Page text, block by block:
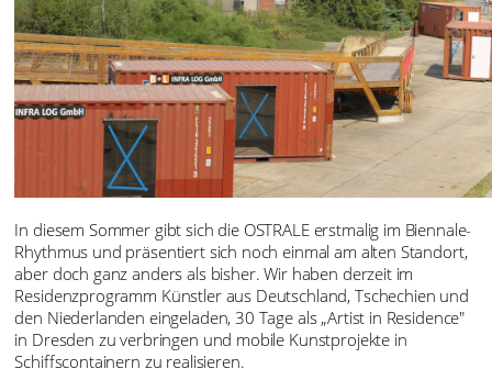
In diesem Sommer gibt sich die OSTRALE erstmalig im Biennale-
Rhythmus und präsentiert sich noch einmal am alten Standort,
aber doch ganz anders als bisher. Wir haben derzeit im
Residenzprogramm Künstler aus Deutschland, Tschechien und
den Niederlanden eingeladen, 30 Tage als „Artist in Residence"
in Dresden zu verbringen und mobile Kunstprojekte in
Schiffscontainern zu realisieren.